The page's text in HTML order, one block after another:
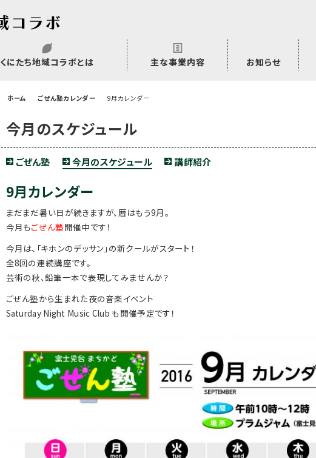
くにたち地域コラボとは 主な事業内容 お知らせ
ホーム ごぜん塾カレンダー 9月カレンダー
今月のスケジュール
ごぜん塾 今月のスケジュール 講師紹介
9月カレンダー
まだまだ暑い日が続きますが、暦はもう9月。
今月もごぜん塾開催中です！
今月は、 「キホンのデッサン」 の新クールがスタート！
全8回の連続講座です。
芸術の秋、鉛筆一本で表現してみませんか？
ごぜん塾から生まれた夜の音楽イベント
Saturday Night Music Club も開催予定です！